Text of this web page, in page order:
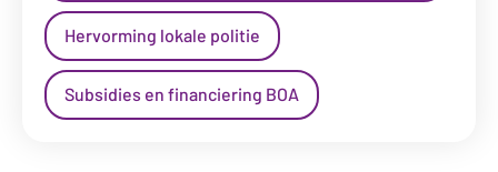
Hervorming lokale politie
Subsidies en financiering BOA